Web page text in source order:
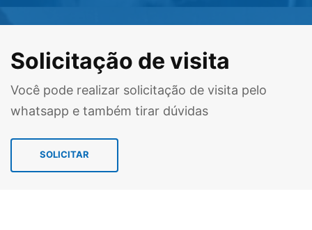
Solicitação de visita
Você pode realizar solicitação de visita pelo
whatsapp e também tirar dúvidas
SOLICITAR